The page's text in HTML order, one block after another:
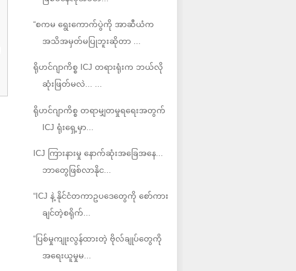
“စကမ ရွေးကောက်ပွဲကို အာဆီယံက
အသိအမှတ်မပြုဘူးဆိုတာ ...
ရိုဟင်ဂျာကိစ္စ ICJ တရားရုံးက ဘယ်လို
ဆုံးဖြတ်မလဲ... ...
ရိုဟင်ဂျာကိစ္စ တရာမျှတမှုရရေးအတွက်
ICJ ရုံးရှေ့မှာ...
ICJ ကြားနားမှု နောက်ဆုံးအခြေအနေ...
ဘာတွေဖြစ်လာနိုင...
“ICJ နဲ့ နိုင်ငံတကာဥပဒေတွေကို စော်ကား
ချင်တဲ့စရိုက်...
“ပြစ်မှုကျုးလွန်ထားတဲ့ ဗိုလ်ချုပ်တွေကို
အရေးယူမှုမ...